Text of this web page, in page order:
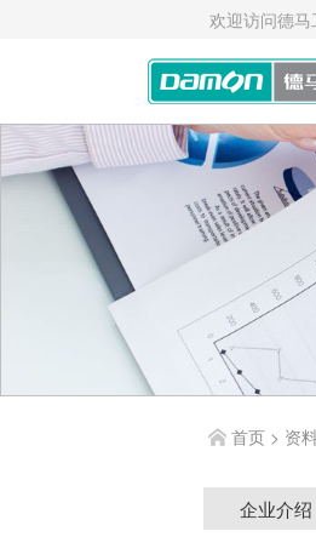
欢迎访问德马
首页 > 资
企业介绍